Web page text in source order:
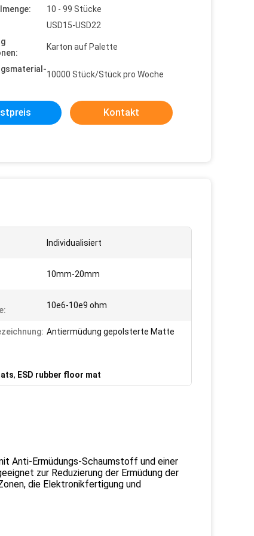
10 - 99 Stücke
USD15-USD22
Karton auf Palette
10000 Stück/Stück pro Woche
Kontakt
Individualisiert
10mm-20mm
10e6-10e9 ohm
Antiermüdung gepolsterte Matte
, ESD rubber floor mat
Anti-Ermüdungs-Schaumstoff und einer
zur Reduzierung der Ermüdung der
die Elektronikfertigung und